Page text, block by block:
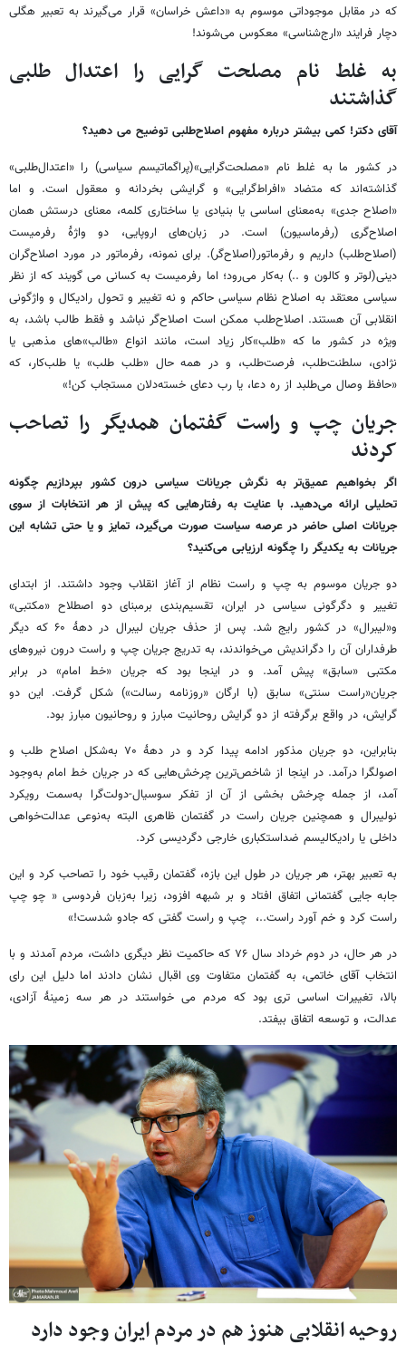
که در مقابل موجوداتی موسوم به «داعش خراسان» قرار می‌گیرند به تعبیر هگلی
دچار فرایند «ارج‌شناسی» معکوس می‌شوند!
به غلط نام مصلحت گرایی را اعتدال طلبی
گذاشتند
آقای دکتر! کمی بیشتر درباره مفهوم اصلاح‌طلبی توضیح می دهید؟
در کشور ما به غلط نام «مصلحت‌گرایی»(پراگماتیسم سیاسی) را «اعتدال‌طلبی»
گذاشته‌اند که متضاد «افراط‌گرایی» و گرایشی بخردانه و معقول است. و اما
«اصلاح‌ جدی» به‌معنای اساسی یا بنیادی یا ساختاری کلمه، معنای درستش همان
اصلاح‌گری (رفرماسیون) است. در زبان‌های اروپایی، دو واژهٔ رفرمیست
(اصلاح‌طلب) داریم و رفرماتور(اصلاح‌گر). برای نمونه، رفرماتور در مورد اصلاح‌گران
دینی(لوتر و کالون و ..) به‌کار می‌رود؛ اما رفرمیست به کسانی می گویند که از نظر
سیاسی معتقد به اصلاح نظام سیاسی حاکم و نه تغییر و تحول رادیکال و واژگونی
انقلابی آن هستند. اصلاح‌طلب ممکن است اصلاح‌گر نباشد و فقط طالب باشد، به
ویژه در کشور ما که «طلب‌»کار زیاد است، مانند انواع «طالب»های مذهبی یا
نژادی، سلطنت‌طلب، فرصت‌طلب، و در همه حال «طلب طلب» یا طلب‌کار، که
«حافظ وصال می‌طلبد از ره دعا، یا رب دعای خسته‌دلان مستجاب کن!»
جریان چپ و راست گفتمان همدیگر را تصاحب
کردند
اگر بخواهیم عمیق‌تر به نگرش جریانات سیاسی درون کشور بپردازیم چگونه
تحلیلی ارائه می‌دهید. با عنایت به رفتارهایی که پیش از هر انتخابات از سوی
جریانات اصلی حاضر در عرصه سیاست صورت می‌گیرد، تمایز و یا حتی تشابه این
جریانات به یکدیگر را چگونه ارزیابی می‌کنید؟
دو جریان موسوم به چپ و راست نظام از آغاز انقلاب وجود داشتند. از ابتدای
تغییر و دگرگونی سیاسی در ایران، تقسیم‌بندی برمبنای دو اصطلاح «مکتبی»
و«لیبرال» در کشور رایج شد. پس از حذف جریان لیبرال در دههٔ ۶۰ که دیگر
طرفداران آن را دگراندیش می‌خواندند، به تدریج جریان چپ و راست درون نیروهای
مکتبی «سابق» پیش آمد. و در اینجا بود که جریان «خط امام» در برابر
جریان«راست سنتی» سابق (با ارگان «روزنامه رسالت») شکل گرفت. این دو
گرایش، در واقع برگرفته از دو گرایش روحانیت مبارز و روحانیون مبارز بود.
بنابراین، دو جریان مذکور ادامه پیدا کرد و در دههٔ ۷۰ به‌شکل اصلاح طلب و
اصولگرا درآمد. در اینجا از شاخص‌ترین چرخش‌هایی که در جریان خط امام به‌وجود
آمد، از جمله چرخش بخشی از آن از تفکر سوسیال-دولت‌گرا به‌سمت رویکرد
نولیبرال و همچنین جریان راست در گفتمان ظاهری البته به‌نوعی عدالت‌خواهی
داخلی یا رادیکالیسم ضداستکباری خارجی دگردیسی کرد.
به تعبیر بهتر، هر جریان در طول این بازه، گفتمان رقیب خود را تصاحب کرد و این
جابه جایی گفتمانی اتفاق افتاد و بر شبهه افزود، زیرا به‌زبان فردوسی « چو چپ
راست کرد و خم آورد راست..، چپ و راست گفتی که جادو شدست!»
در هر حال، در دوم خرداد سال ۷۶ که حاکمیت نظر دیگری داشت، مردم آمدند و با
انتخاب آقای خاتمی، به گفتمان متفاوت وی اقبال نشان دادند اما دلیل این رای
بالا، تغییرات اساسی تری بود که مردم می خواستند در هر سه زمینهٔ آزادی،
عدالت، و توسعه اتفاق بیفتد.
روحیه انقلابی هنوز هم در مردم ایران وجود دارد